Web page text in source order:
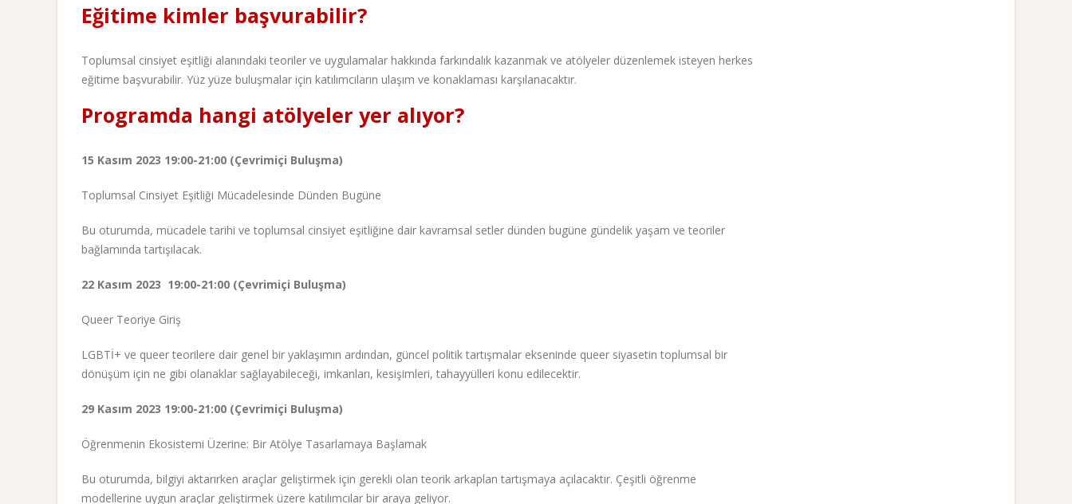
Eğitime kimler başvurabilir?
Toplumsal cinsiyet eşitliği alanındaki teoriler ve uygulamalar hakkında farkındalık kazanmak ve atölyeler düzenlemek isteyen herkes
eğitime başvurabilir. Yüz yüze buluşmalar için katılımcıların ulaşım ve konaklaması karşılanacaktır.
Programda hangi atölyeler yer alıyor?
15 Kasım 2023 19:00-21:00 (Çevrimiçi Buluşma)
Toplumsal Cinsiyet Eşitliği Mücadelesinde Dünden Bugüne
Bu oturumda, mücadele tarihi ve toplumsal cinsiyet eşitliğine dair kavramsal setler dünden bugüne gündelik yaşam ve teoriler
bağlamında tartışılacak.
22 Kasım 2023 19:00-21:00 (Çevrimiçi Buluşma)
Queer Teoriye Giriş
LGBTİ+ ve queer teorilere dair genel bir yaklaşımın ardından, güncel politik tartışmalar ekseninde queer siyasetin toplumsal bir
dönüşüm için ne gibi olanaklar sağlayabileceği, imkanları, kesişimleri, tahayyülleri konu edilecektir.
29 Kasım 2023 19:00-21:00 (Çevrimiçi Buluşma)
Öğrenmenin Ekosistemi Üzerine: Bir Atölye Tasarlamaya Başlamak
Bu oturumda, bilgiyi aktarırken araçlar geliştirmek için gerekli olan teorik arkaplan tartışmaya açılacaktır. Çeşitli öğrenme
modellerine uygun araçlar geliştirmek üzere katılımcılar bir araya geliyor.